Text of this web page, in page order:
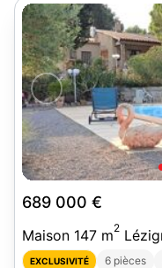
689 000 €
Maison 147 m2
EXCLUSIVITÉ 6 pièces